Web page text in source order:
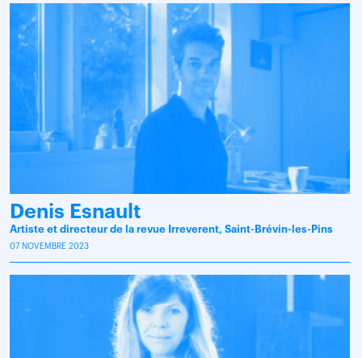
Denis Esnault
Artiste et directeur de la revue Irreverent, Saint-Brévin-les-Pins
07 NOVEMBRE 2023